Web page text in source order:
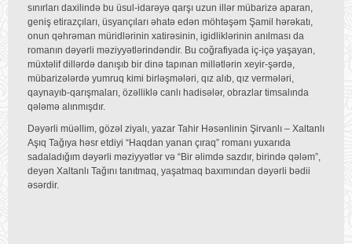
sınırları daxilində bu üsul-idarəyə qarşı uzun illər mübarizə aparan,
geniş etirazçıları, üsyançıları əhatə edən möhtəşəm Şamil hərəkatı,
onun qəhrəman müridlərinin xatirəsinin, igidliklərinin anılması da
romanın dəyərli məziyyətlərindəndir. Bu coğrafiyada iç-içə yaşayan,
müxtəlif dillərdə danışıb bir dinə tapınan millətlərin xeyir-şərdə,
mübarizələrdə yumruq kimi birləşmələri, qız alıb, qız vermələri,
qaynayıb-qarışmaları, özəlliklə canlı hadisələr, obrazlar timsalında
qələmə alınmışdır.
Dəyərli müəllim, gözəl ziyalı, yazar Tahir Həsənlinin Şirvanlı – Xaltanlı
Aşıq Tağıya həsr etdiyi “Haqdan yanan çıraq” romanı yuxarıda
sadaladığım dəyərli məziyyətlər və “Bir əlimdə sazdır, birində qələm”,
deyən Xaltanlı Tağını tanıtmaq, yaşatmaq baxımından dəyərli bədii
əsərdir.